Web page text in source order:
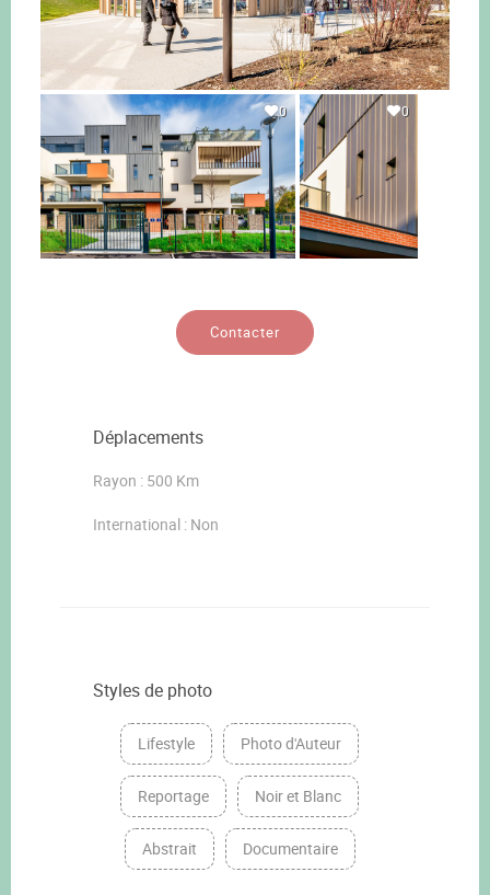
0 0
Contacter
Déplacements
Rayon : 500 Km
International : Non
Styles de photo
Lifestyle Photo d'Auteur
Reportage Noir et Blanc
Abstrait Documentaire